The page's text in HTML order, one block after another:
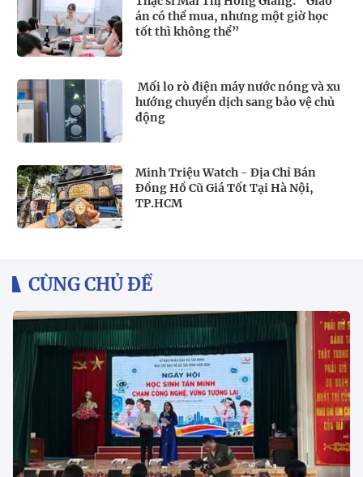
án có thể mua, nhưng một giờ học
tốt thì không thể”
Mối lo rò điện máy nước nóng và xu
hướng chuyển dịch sang bảo vệ chủ
động
Minh Triệu Watch - Địa Chỉ Bán
Đồng Hồ Cũ Giá Tốt Tại Hà Nội,
TP.HCM
CÙNG CHỦ ĐỀ